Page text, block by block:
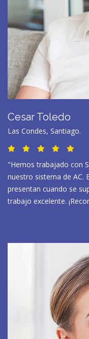
Cesar Toledo
Las Condes, Santiago.
"Hemos trabajado con
nuestro sistema de AC.
presentan cuando se
trabajo excelente.